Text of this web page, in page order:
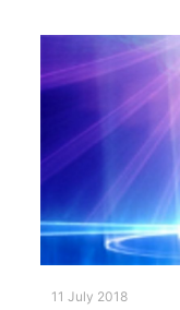
11 July 2018